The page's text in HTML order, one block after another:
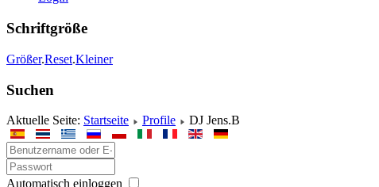
Schriftgröße
Größer.Reset.Kleiner
Suchen
Aktuelle Seite: Startseite Profile DJ Jens.B
Automatisch einloggen